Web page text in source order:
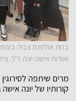
בנות אולפנת צביה
ואודות אישה יונה ז"ל.
מרים שיתפה
קורותיו של יונה אישה